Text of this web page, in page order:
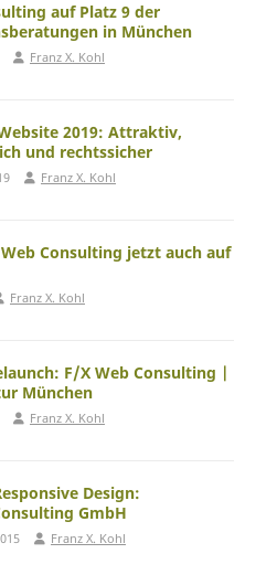
auf Platz 9 der
in München
Franz X. Kohl
2019: Attraktiv,
und rechtssicher
Franz X. Kohl
Consulting jetzt auch auf
Franz X. Kohl
F/X Web Consulting |
München
Franz X. Kohl
Design:
GmbH
Franz X. Kohl